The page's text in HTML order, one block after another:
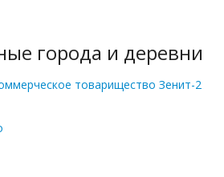
города и деревни
товарищество Зенит-2